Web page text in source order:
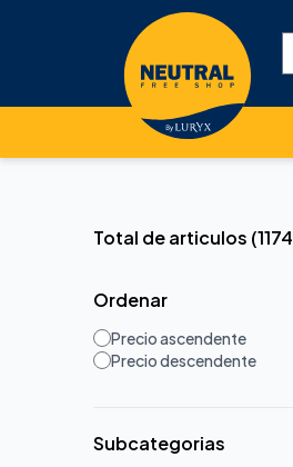
Total de articulos (1174
Ordenar
Precio ascendente
Precio descendente
Subcategorias